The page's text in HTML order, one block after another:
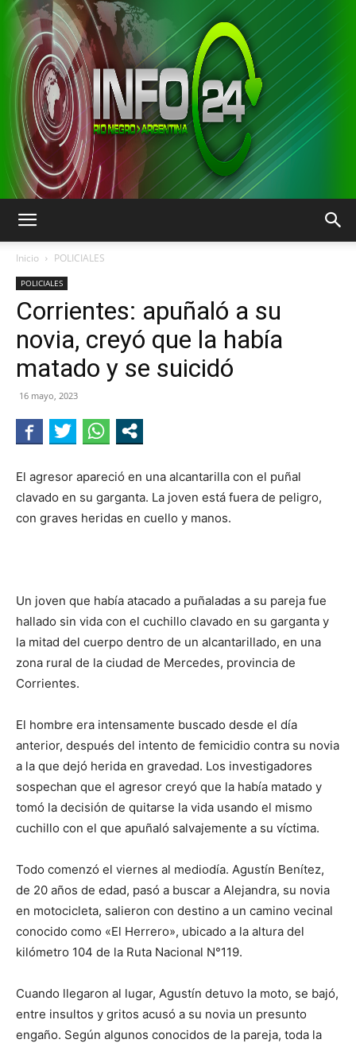
RIO
NEGRO
Inicio POLICIALES
POLICIALES
Corrientes: apuñaló a su
novia, creyó que la había
matado y se suicidó
16 mayo, 2023
El agresor apareció en una alcantarilla con el puñal
clavado en su garganta. La joven está fuera de peligro,
con graves heridas en cuello y manos.
Un joven que había atacado a puñaladas a su pareja fue
hallado sin vida con el cuchillo clavado en su garganta y
la mitad del cuerpo dentro de un alcantarillado, en una
zona rural de la ciudad de Mercedes, provincia de
Corrientes.
El hombre era intensamente buscado desde el día
anterior, después del intento de femicidio contra su novia
a la que dejó herida en gravedad. Los investigadores
sospechan que el agresor creyó que la había matado y
tomó la decisión de quitarse la vida usando el mismo
cuchillo con el que apuñaló salvajemente a su víctima.
Todo comenzó el viernes al mediodía. Agustín Benítez,
de 20 años de edad, pasó a buscar a Alejandra, su novia
en motocicleta, salieron con destino a un camino vecinal
conocido como «El Herrero», ubicado a la altura del
kilómetro 104 de la Ruta Nacional N°119.
Cuando llegaron al lugar, Agustín detuvo la moto, se bajó,
entre insultos y gritos acusó a su novia un presunto
engaño. Según algunos conocidos de la pareja, toda la